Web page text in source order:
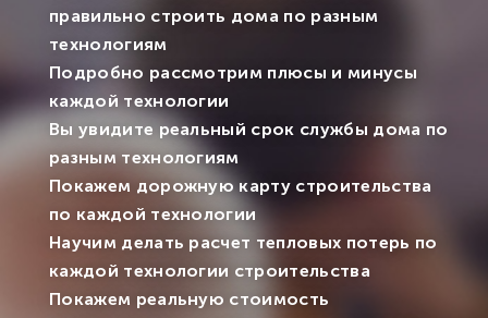
правильно строить дома по разным
технологиям
Подробно рассмотрим плюсы и минусы
каждой технологии
Вы увидите реальный срок службы дома по
разным технологиям
Покажем дорожную карту строительства
по каждой технологии
Научим делать расчет тепловых потерь по
каждой технологии строительства
Покажем реальную стоимость